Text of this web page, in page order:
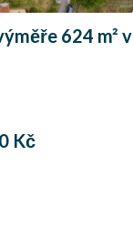
624 m² v
Kč